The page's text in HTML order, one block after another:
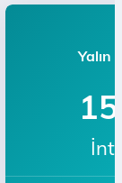
Yalın